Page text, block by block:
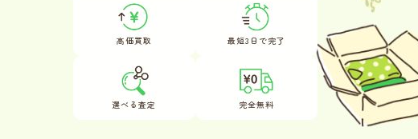
高価買取 最短3日で完了
選べる査定 完全無料